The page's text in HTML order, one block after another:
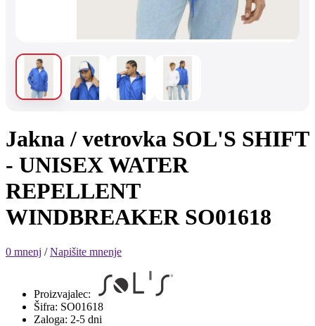
Jakna / vetrovka SOL'S SHIFT
- UNISEX WATER
REPELLENT
WINDBREAKER SO01618
0 mnenj /Napišite mnenje
Proizvajalec:
Šifra: SO01618
Zaloga: 2-5 dni